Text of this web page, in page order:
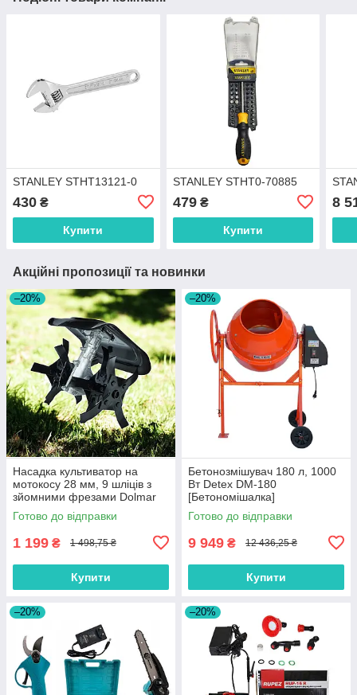
STANLEY STHT13121-0
430 ₴
Купити
STANLEY STHT0-70885
479₴
Купити
8
Акційні пропозиції та новинки
–20%
Насадка культиватор на
мотокосу 28 мм, 9 шліців з
зйомними фрезами Dolmar
9T28
Готово до відправки
1 199 ₴ 1 498,75 ₴
Купити
–20%
Бетонозмішувач 180 л, 1000
Вт Detex DM-180
[Бетономішалка]
Готово до відправки
9 949 ₴ 12 436,25 ₴
Купити
–20% –20%